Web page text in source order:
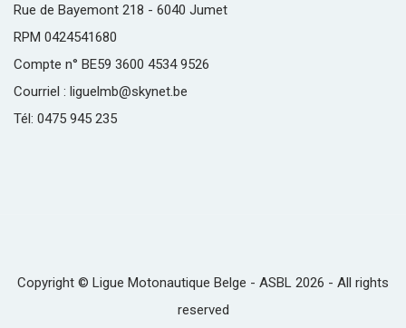
Rue de Bayemont 218 - 6040 Jumet
RPM 0424541680
Compte n° BE59 3600 4534 9526
Courriel : liguelmb@skynet.be
Tél: 0475 945 235
Copyright © Ligue Motonautique Belge - ASBL 2026 - All rights
reserved